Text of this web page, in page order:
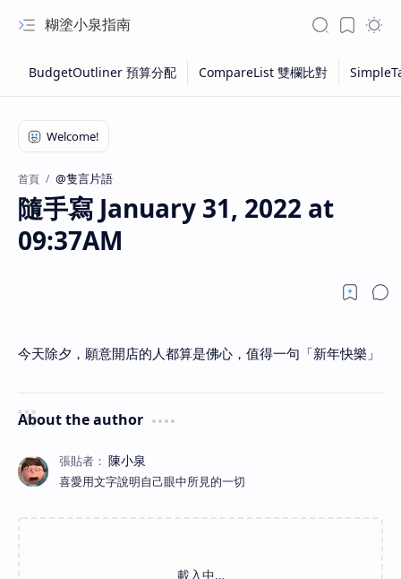
糊塗小泉指南
首頁 @隻言片語
隨手寫 January 31, 2022 at
09:37AM
今天除夕，願意開店的人都算是佛心，值得一句「新年快樂」
About the author
喜愛用文字說明自己眼中所見的一切